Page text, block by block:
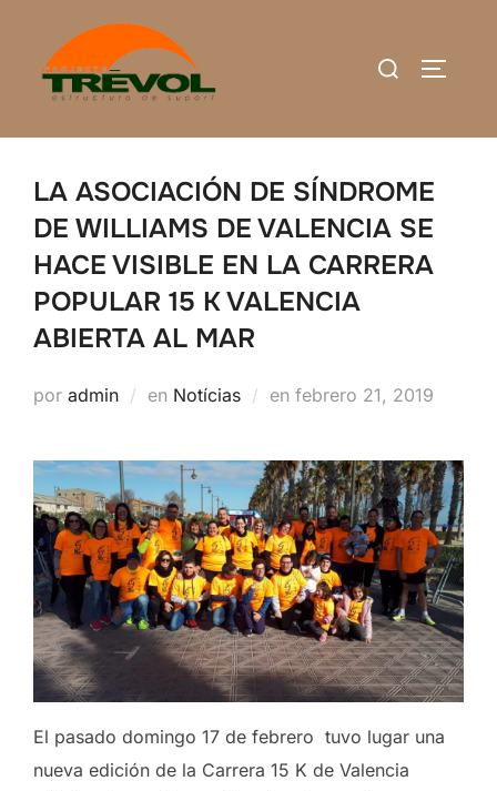
contenido
Buscar:
LA ASOCIACIÓN DE SÍNDROME
DE WILLIAMS DE VALENCIA SE
HACE VISIBLE EN LA CARRERA
POPULAR 15 K VALENCIA
ABIERTA AL MAR
por admin en Notícias en Publicado
febrero 21, 2019
El pasado domingo 17 de febrero tuvo lugar una
nueva edición de la Carrera 15 K de Valencia